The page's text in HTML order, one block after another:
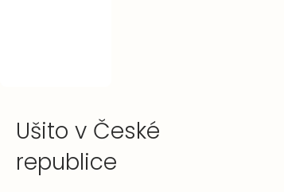
Ušito v České
republice